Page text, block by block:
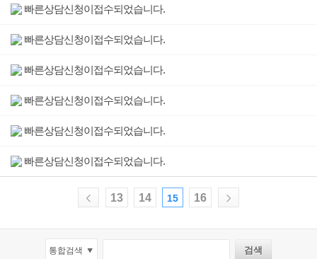
빠른상담신청이접수되었습니다.
빠른상담신청이접수되었습니다.
빠른상담신청이접수되었습니다.
빠른상담신청이접수되었습니다.
빠른상담신청이접수되었습니다.
빠른상담신청이접수되었습니다.
13 14 15 16